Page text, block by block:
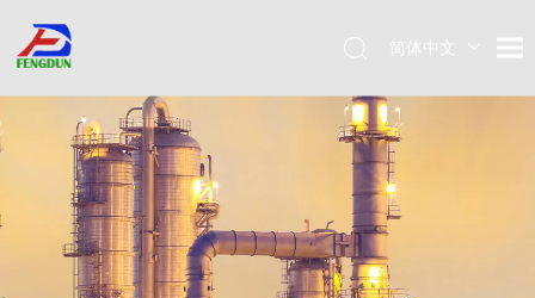
简体中文
English